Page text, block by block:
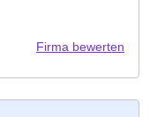
Firma bewerten